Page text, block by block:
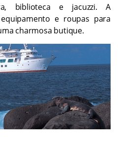
biblioteca e jacuzzi. A
e roupas para
charmosa butique.